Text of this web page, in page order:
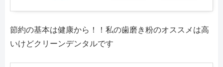
節約の基本は健康から！！私の歯磨き粉のオススメは高
いけどクリーンデンタルです